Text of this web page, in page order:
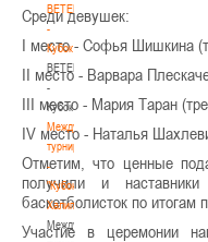
BETERA
-
Кубок
BETERA
-
Кубок
Международный
турнир
-
"Кубок
Халипского"
Международный
Среди девушек:
І место - Софья Шишкина
ІІ место - Варвара
ІІІ место - Мария Таран
ІV место - Наталья
Отметим, что ценные
получили и
баскетболисток по итогам
Участие в церемонии